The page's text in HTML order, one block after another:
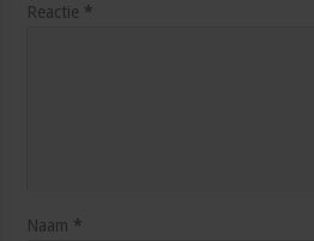
Reactie *
Naam *